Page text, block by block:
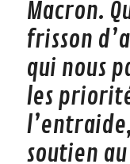
Macron.
frisson
qui nous
les
soutien